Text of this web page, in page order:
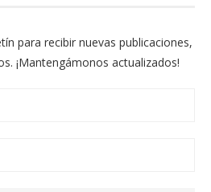
para recibir nuevas publicaciones,
¡Mantengámonos actualizados!